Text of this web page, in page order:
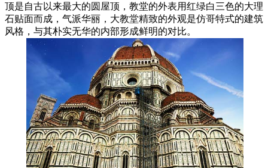
顶是自古以来最大的圆屋顶，教堂的外表用红绿白三色的大理
石贴面而成，气派华丽，大教堂精致的外观是仿哥特式的建筑
风格，与其朴实无华的内部形成鲜明的对比。